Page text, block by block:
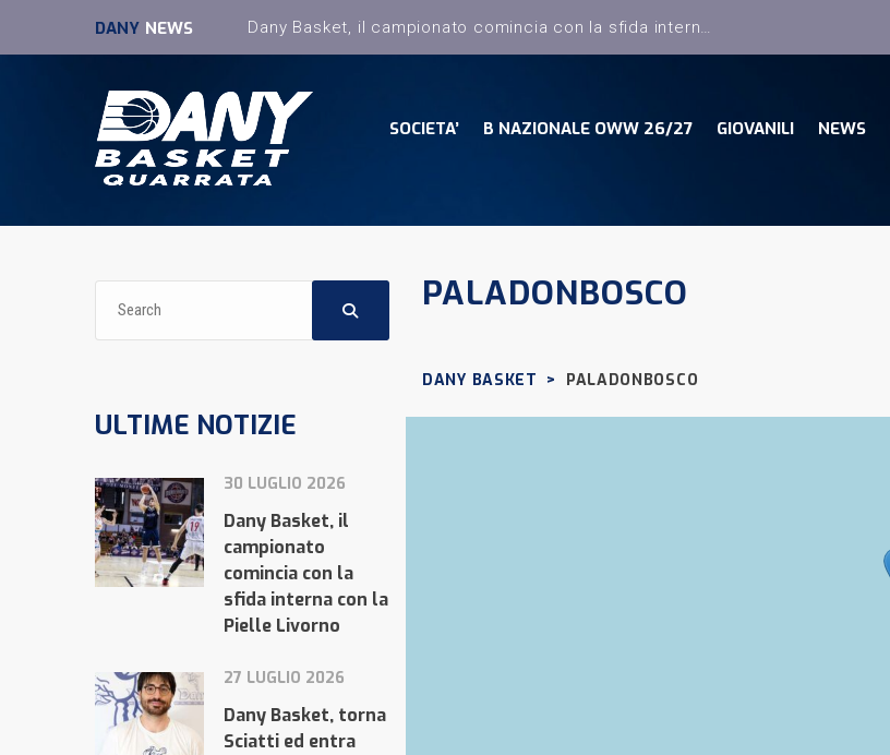
DANY NEWS
SOCIETA’ B NAZIONALE OWW 26/27 GIOVANILI NEWS
PALADONBOSCO
DANY BASKET > PALADONBOSCO
ULTIME NOTIZIE
30 LUGLIO 2026
Dany Basket, il
campionato
comincia con la
sfida interna con la
Pielle Livorno
27 LUGLIO 2026
Dany Basket, torna
Sciatti ed entra